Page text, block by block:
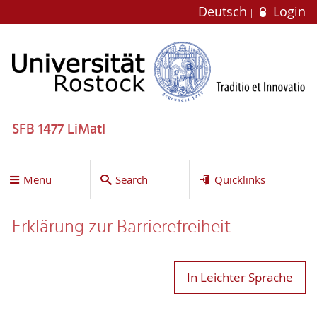
Deutsch Login
SFB 1477 LiMatI
Menu Search Quicklinks
Erklärung zur Bar­ri­e­re­frei­heit
In Leichter Sprache